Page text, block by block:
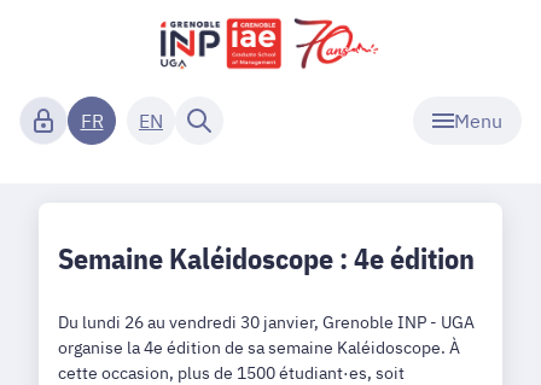
Menu
FR EN
Semaine Kaléidoscope : 4e édition
Du lundi 26 au vendredi 30 janvier, Grenoble INP - UGA
organise la 4e édition de sa semaine Kaléidoscope. À
cette occasion, plus de 1500 étudiant·es, soit